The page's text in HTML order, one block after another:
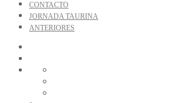
CONTACTO
JORNADA TAURINA
ANTERIORES